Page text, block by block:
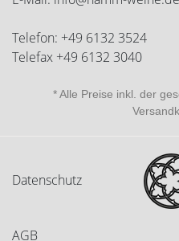
Telefon: +49 6132 3524
Telefax +49 6132 3040
* Alle Preise inkl. der
Datenschutz
AGB